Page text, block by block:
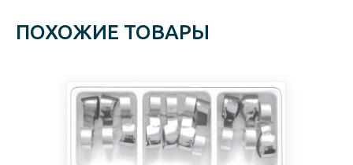
ПОХОЖИЕ ТОВАРЫ